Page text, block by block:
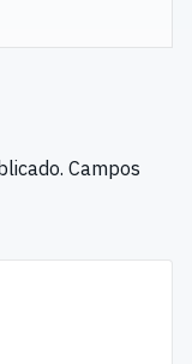
Campos